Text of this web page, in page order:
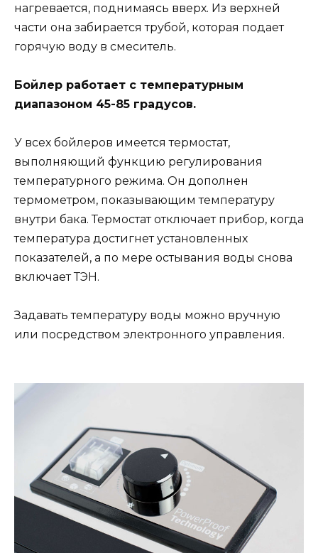
нагревается, поднимаясь вверх. Из верхней
части она забирается трубой, которая подает
горячую воду в смеситель.
Бойлер работает с температурным
диапазоном 45-85 градусов.
У всех бойлеров имеется термостат,
выполняющий функцию регулирования
температурного режима. Он дополнен
термометром, показывающим температуру
внутри бака. Термостат отключает прибор, когда
температура достигнет установленных
показателей, а по мере остывания воды снова
включает ТЭН.
Задавать температуру воды можно вручную
или посредством электронного управления.